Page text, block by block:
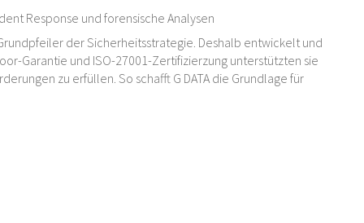
Response und forensische Analysen
der Sicherheitsstrategie. Deshalb entwickelt und
Garantie und ISO-27001-Zertifizierzung unterstützten sie
zu erfüllen. So schafft G DATA die Grundlage für